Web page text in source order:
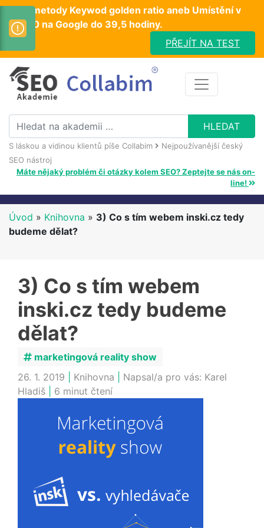
Test metody Keywod golden ratio aneb Umístění v
TOP10 na Google do 39,5 hodiny.
PŘEJÍT NA TEST
S láskou a vidinou klientů píše Collabim
Nejpoužívanější český
SEO nástroj
Máte nějaký problém či otázky kolem SEO? Zeptejte se nás on-
line!
Úvod » Knihovna » 3) Co s tím webem inski.cz tedy
budeme dělat?
3) Co s tím webem
inski.cz tedy budeme
dělat?
marketingová reality show
26. 1. 2019
Knihovna Napsal/a pro vás: Karel
Hladiš
6 minut čtení